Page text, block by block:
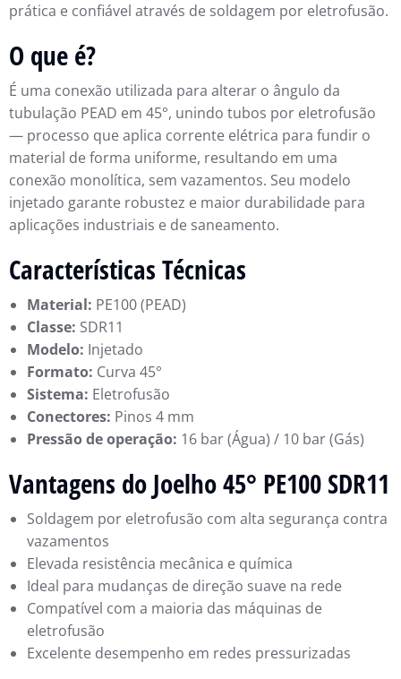
prática e confiável através de soldagem por eletrofusão.
O que é?
É uma conexão utilizada para alterar o ângulo da
tubulação PEAD em 45°, unindo tubos por eletrofusão
— processo que aplica corrente elétrica para fundir o
material de forma uniforme, resultando em uma
conexão monolítica, sem vazamentos. Seu modelo
injetado garante robustez e maior durabilidade para
aplicações industriais e de saneamento.
Características Técnicas
Material: PE100 (PEAD)
Classe: SDR11
Modelo: Injetado
Formato: Curva 45°
Sistema: Eletrofusão
Conectores: Pinos 4 mm
Pressão de operação: 16 bar (Água) / 10 bar (Gás)
Vantagens do Joelho 45° PE100 SDR11
Soldagem por eletrofusão com alta segurança contra
vazamentos
Elevada resistência mecânica e química
Ideal para mudanças de direção suave na rede
Compatível com a maioria das máquinas de
eletrofusão
Excelente desempenho em redes pressurizadas